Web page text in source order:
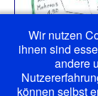
Wir nutzen
ihnen sind
andere
können selbst